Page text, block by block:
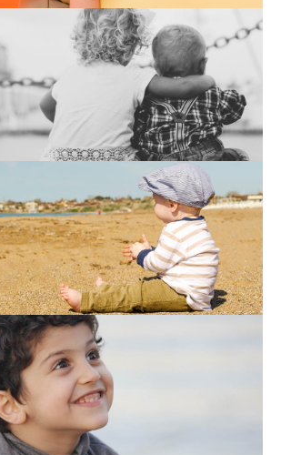
Suchen